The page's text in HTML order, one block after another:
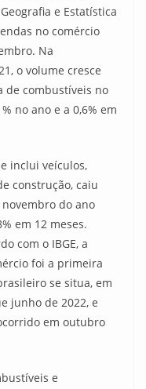
e Estatística
no comércio
Na
o volume cresce
de combustíveis no
no ano e a 0,6% em
inclui veículos,
construção, caiu
do ano
em 12 meses.
com o IBGE, a
foi a primeira
se situa, em
junho de 2022, e
em outubro
e